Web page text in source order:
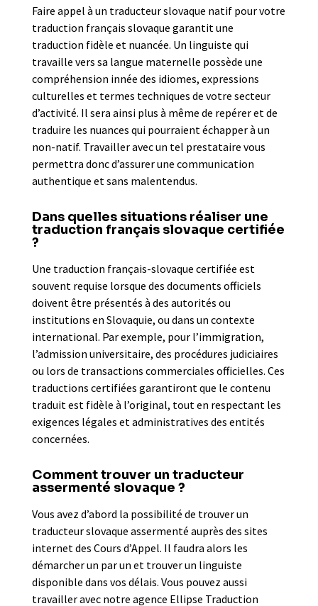
Faire appel à un traducteur slovaque natif pour votre
traduction français slovaque garantit une
traduction fidèle et nuancée. Un linguiste qui
travaille vers sa langue maternelle possède une
compréhension innée des idiomes, expressions
culturelles et termes techniques de votre secteur
d’activité. Il sera ainsi plus à même de repérer et de
traduire les nuances qui pourraient échapper à un
non-natif. Travailler avec un tel prestataire vous
permettra donc d’assurer une communication
authentique et sans malentendus.
Dans quelles situations réaliser une
traduction français slovaque certifiée
?
Une traduction français-slovaque certifiée est
souvent requise lorsque des documents officiels
doivent être présentés à des autorités ou
institutions en Slovaquie, ou dans un contexte
international. Par exemple, pour l’immigration,
l’admission universitaire, des procédures judiciaires
ou lors de transactions commerciales officielles. Ces
traductions certifiées garantiront que le contenu
traduit est fidèle à l’original, tout en respectant les
exigences légales et administratives des entités
concernées.
Comment trouver un traducteur
assermenté slovaque ?
Vous avez d’abord la possibilité de trouver un
traducteur slovaque assermenté auprès des sites
internet des Cours d’Appel. Il faudra alors les
démarcher un par un et trouver un linguiste
disponible dans vos délais. Vous pouvez aussi
travailler avec notre agence Ellipse Traduction